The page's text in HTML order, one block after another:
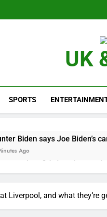
UK
SPORTS
Biden says Joe Biden’s
Ago
giant Otis is trying to win
Ago
Ago
how we played the
Liverpool, and what they’re